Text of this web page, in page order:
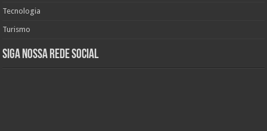
Tecnologia
Turismo
Siga nossa rede social